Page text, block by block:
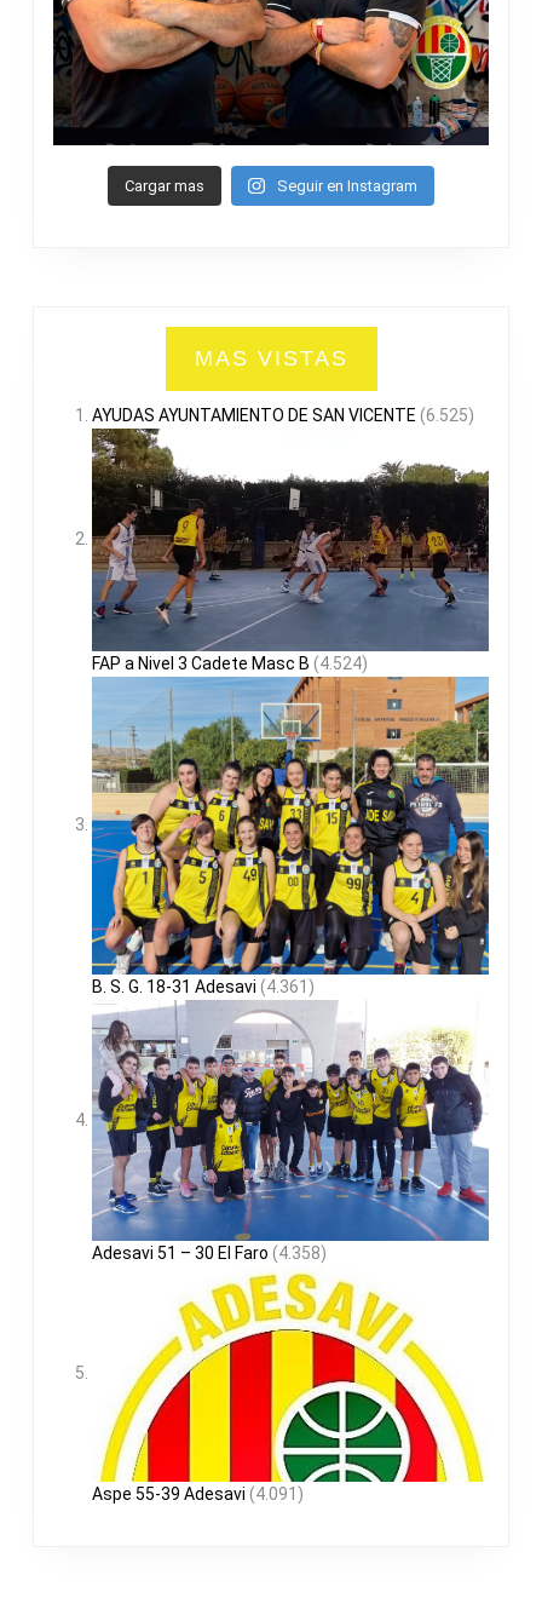
Cargar mas Seguir en Instagram
MAS VISTAS
AYUDAS AYUNTAMIENTO DE SAN VICENTE (6.525)
FAP a Nivel 3 Cadete Masc B (4.524)
B. S. G. 18-31 Adesavi (4.361)
Adesavi 51 – 30 El Faro (4.358)
Aspe 55-39 Adesavi (4.091)